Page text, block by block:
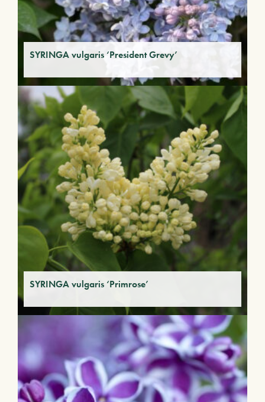
SYRINGA vulgaris ‘President Grevy’
SYRINGA vulgaris ‘Primrose’